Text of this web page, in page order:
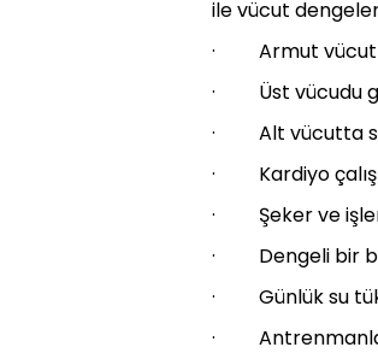
ile vücut
· Armut vücut
· Üst vücudu
· Alt vücutta
· Kardiyo
· Şeker ve
· Dengeli bir bel
· Günlük su
·